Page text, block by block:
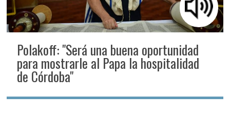
Polakoff: "Será una buena oportunidad
para mostrarle al Papa la hospitalidad
de Córdoba"